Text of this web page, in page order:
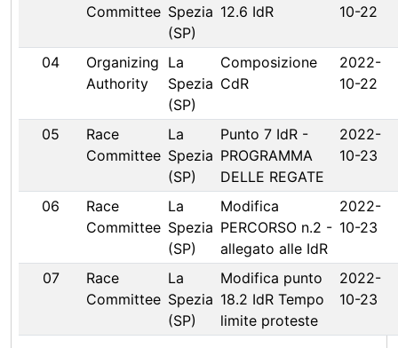
Committee Spezia
(SP)
12.6 IdR
10-22
04
Organizing
Authority
La
Spezia
(SP)
Composizione
CdR
2022-
10-22
05
Race
Committee
La
Spezia
(SP)
Punto 7 IdR -
PROGRAMMA
DELLE REGATE
2022-
10-23
06
Race
Committee
La
Spezia
(SP)
Modifica
PERCORSO n.2 -
allegato alle IdR
2022-
10-23
07
Race
Committee
La
Spezia
(SP)
Modifica punto
18.2 IdR Tempo
limite proteste
2022-
10-23